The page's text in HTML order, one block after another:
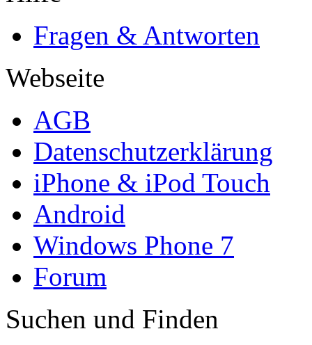
Fragen & Antworten
Webseite
AGB
Datenschutzerklärung
iPhone & iPod Touch
Android
Windows Phone 7
Forum
Suchen und Finden